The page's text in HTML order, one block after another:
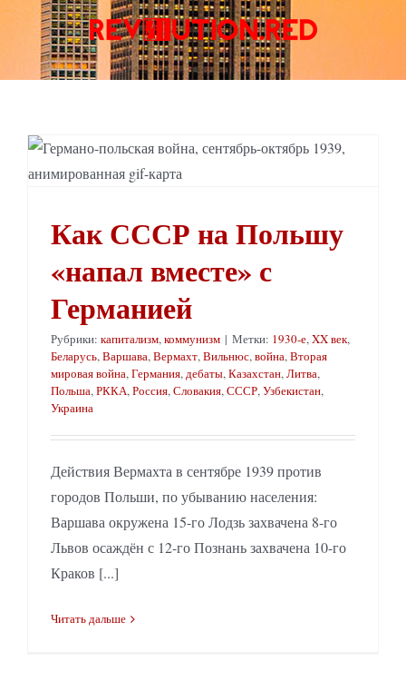
content
Как СССР на Польшу
«напал вместе» с
Германией
Рубрики: капитализм,коммунизм | Метки: 1930-е,XX век,
Беларусь,Варшава,Вермахт,Вильнюс,война,Вторая
мировая война,Германия,дебаты,Казахстан,Литва,
Польша,РККА,Россия,Словакия,СССР,Узбекистан,
Украина
Действия Вермахта в сентябре 1939 против
городов Польши, по убыванию населения:
Варшава окружена 15-го Лодзь захвачена 8-го
Львов осаждён с 12-го Познань захвачена 10-го
Краков [...]
Читать дальше